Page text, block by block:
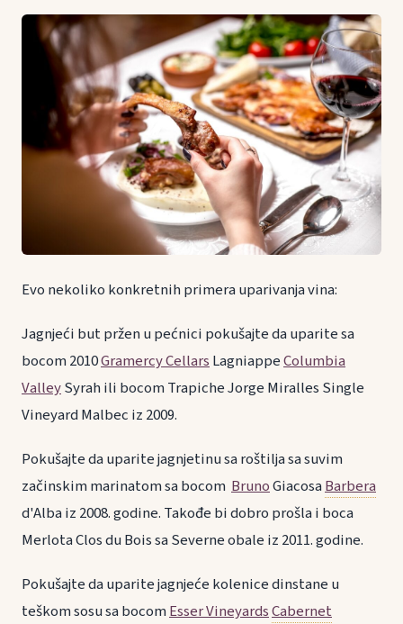
Evo nekoliko konkretnih primera uparivanja vina:
Jagnjeći but pržen u pećnici pokušajte da uparite sa
bocom 2010Gramercy Cellars LagniappeColumbia
ValleySyrah ili bocom Trapiche Jorge Miralles Single
Vineyard Malbec iz 2009.
Pokušajte da uparite jagnjetinu sa roštilja sa suvim
začinskim marinatom sa bocom BrunoGiacosaBarbera
d'Alba iz 2008. godine. Takođe bi dobro prošla i boca
Merlota Clos du Bois sa Severne obale iz 2011. godine.
Pokušajte da uparite jagnjeće kolenice dinstane u
teškom sosu sa bocomEsser VineyardsCabernet